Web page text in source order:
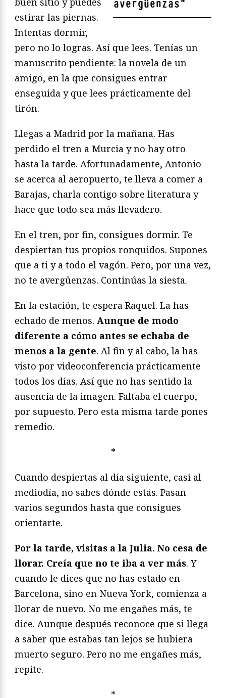
avergüenzas"
estirar las piernas.
Intentas dormir,
pero no lo logras. Así que lees. Tenías un
manuscrito pendiente: la novela de un
amigo, en la que consigues entrar
enseguida y que lees prácticamente del
tirón.
Llegas a Madrid por la mañana. Has
perdido el tren a Murcia y no hay otro
hasta la tarde. Afortunadamente, Antonio
se acerca al aeropuerto, te lleva a comer a
Barajas, charla contigo sobre literatura y
hace que todo sea más llevadero.
En el tren, por fin, consigues dormir. Te
despiertan tus propios ronquidos. Supones
que a ti y a todo el vagón. Pero, por una vez,
no te avergüenzas. Continúas la siesta.
En la estación, te espera Raquel. La has
echado de menos. Aunque de modo
diferente a cómo antes se echaba de
menos a la gente. Al fin y al cabo, la has
visto por videoconferencia prácticamente
todos los días. Así que no has sentido la
ausencia de la imagen. Faltaba el cuerpo,
por supuesto. Pero esta misma tarde pones
remedio.
*
Cuando despiertas al día siguiente, casi al
mediodía, no sabes dónde estás. Pasan
varios segundos hasta que consigues
orientarte.
Por la tarde, visitas a la Julia. No cesa de
llorar. Creía que no te iba a ver más. Y
cuando le dices que no has estado en
Barcelona, sino en Nueva York, comienza a
llorar de nuevo. No me engañes más, te
dice. Aunque después reconoce que si llega
a saber que estabas tan lejos se hubiera
muerto seguro. Pero no me engañes más,
repite.
*